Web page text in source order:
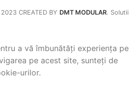
2023 CREATED BY DMT MODULAR. Solutii
a vă îmbunătăți experiența pe
pe acest site, sunteți de
urilor.